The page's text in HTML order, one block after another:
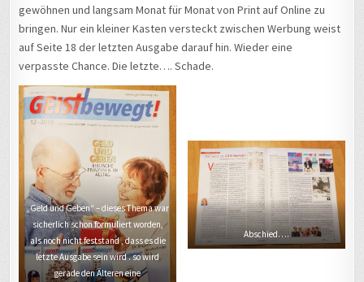
gewöhnen und langsam Monat für Monat von Print auf Online zu
bringen. Nur ein kleiner Kasten versteckt zwischen Werbung weist
auf Seite 18 der letzten Ausgabe darauf hin. Wieder eine
verpasste Chance. Die letzte…. Schade.
„Geld und Geben“ – dieses Thema war
sicherlich schon formuliert worden,
als noch nicht feststand , dass es die
letzte Ausgabe sein wird . so wird
gerade den Älteren eine
Abschied….